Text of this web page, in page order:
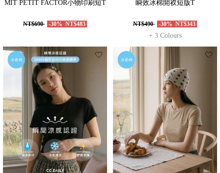
MIT PETIT FACTOR小物印刷短T
NT$690 -30% NT$483
瞬效冰棉開衩短版T
NT$490 -30% NT$343
+ 3 Colours